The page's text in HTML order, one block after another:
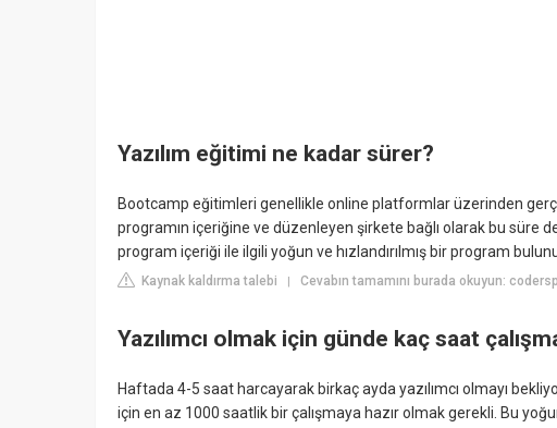
Yazılım eğitimi ne kadar sürer?
Bootcamp eğitimleri genellikle online platformlar üzerinden
programın içeriğine ve düzenleyen şirkete bağlı olarak bu süre
program içeriği ile ilgili yoğun ve hızlandırılmış bir program
Kaynak kaldırma talebi | Cevabın tamamını burada okuyun:
Yazılımcı olmak için günde kaç saat
Haftada 4-5 saat harcayarak birkaç ayda yazılımcı olmayı
için en az 1000 saatlik bir çalışmaya hazır olmak gerekli. Bu